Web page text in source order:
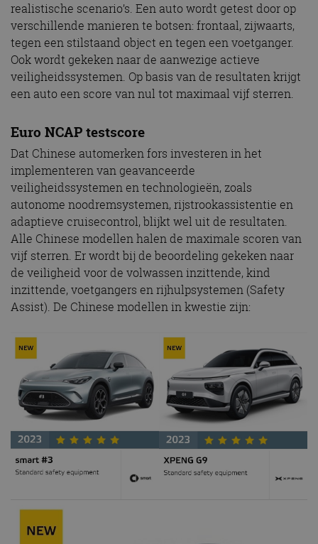
realistische scenario’s. Een auto wordt getest door op
verschillende manieren te botsen: frontaal, zijwaarts,
tegen een stilstaand object en tegen een voetganger.
Ook wordt gekeken naar de aanwezige actieve
veiligheidssystemen. Op basis van de resultaten krijgt
een auto een score van nul tot maximaal vijf sterren.
Euro NCAP testscore
Dat Chinese automerken fors investeren in het
implementeren van geavanceerde
veiligheidssystemen en technologieën, zoals
autonome noodremsystemen, rijstrookassistentie en
adaptieve cruisecontrol, blijkt wel uit de resultaten.
Alle Chinese modellen halen de maximale scoren van
vijf sterren. Er wordt bij de beoordeling gekeken naar
de veiligheid voor de volwassen inzittende, kind
inzittende, voetgangers en rijhulpsystemen (Safety
Assist). De Chinese modellen in kwestie zijn: